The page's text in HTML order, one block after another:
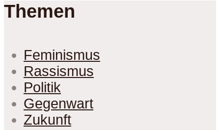
Themen
Feminismus
Rassismus
Politik
Gegenwart
Zukunft